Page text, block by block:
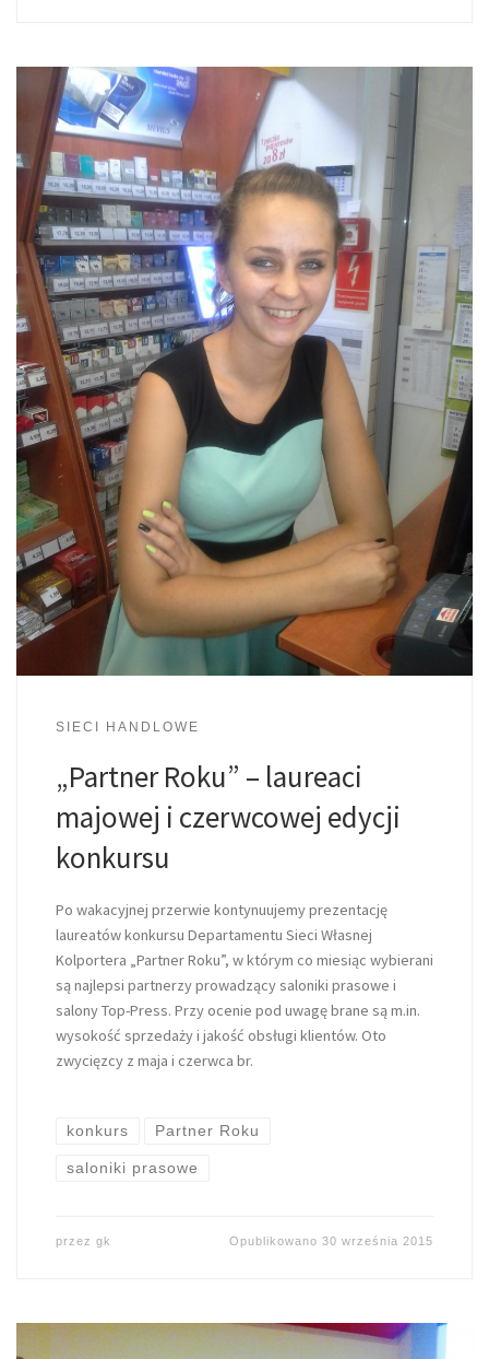
SIECI HANDLOWE
„Partner Roku” – laureaci
majowej i czerwcowej edycji
konkursu
Po wakacyjnej przerwie kontynuujemy prezentację
laureatów konkursu Departamentu Sieci Własnej
Kolportera „Partner Roku”, w którym co miesiąc wybierani
są najlepsi partnerzy prowadzący saloniki prasowe i
salony Top-Press. Przy ocenie pod uwagę brane są m.in.
wysokość sprzedaży i jakość obsługi klientów. Oto
zwycięzcy z maja i czerwca br.
konkurs Partner Roku
saloniki prasowe
przez gk Opublikowano30 września 2015